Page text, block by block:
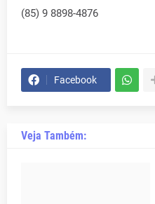
(85) 9 8898-4876
Facebook
Veja Também: